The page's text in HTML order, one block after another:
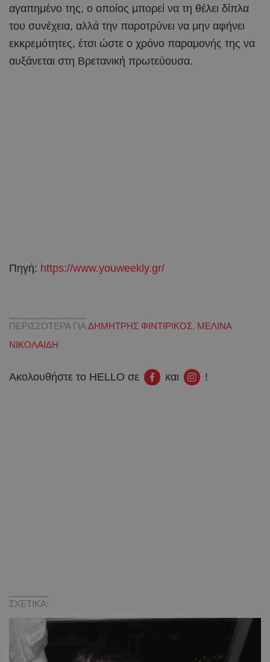
αγαπημένο της, ο οποίος μπορεί να τη θέλει δίπλα
του συνέχεια, αλλά την παροτρύνει να μην αφήνει
εκκρεμότητες, έτσι ώστε ο χρόνο παραμονής της να
αυξάνεται στη Βρετανική πρωτεύουσα.
Πηγή: https://www.youweekly.gr/
ΠΕΡΙΣΣΟΤΕΡΑ ΓΙΑ ΔΗΜΗΤΡΗΣ ΦΙΝΤΙΡΙΚΟΣ, ΜΕΛΙΝΑ
ΝΙΚΟΛΑΙΔΗ
Ακολουθήστε το HELLO σε και !
ΣΧΕΤΙΚΑ: